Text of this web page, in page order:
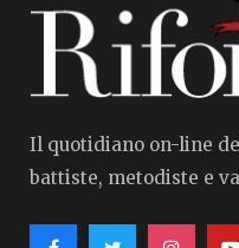
Il quotidiano on-line
battiste, metodiste e